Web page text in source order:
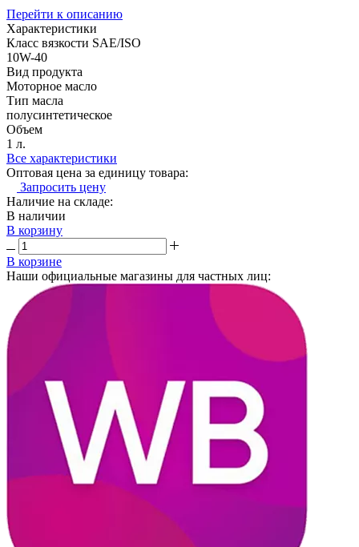
Перейти к описанию
Характеристики
Класс вязкости SAE/ISO
10W-40
Вид продукта
Моторное масло
Тип масла
полусинтетическое
Объем
1 л.
Все характеристики
Оптовая цена за единицу товара:
Запросить цену
Наличие на складе:
В наличии
В корзину
В корзине
Наши официальные магазины для частных лиц: